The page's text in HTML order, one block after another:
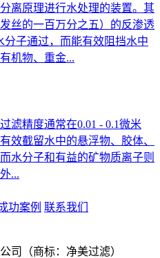
离原理进行水处理的装置。其
丝的一百万分之五）的反渗透
子通过，而能有效阻挡水中
机物、重金...
滤精度通常在0.01 - 0.1微米
效截留水中的悬浮物、胶体、
水分子和有益的矿物质离子则
...
功案例 联系我们
司（商标：净美过滤）